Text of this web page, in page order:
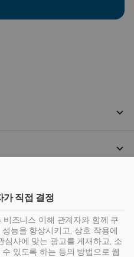
가 직접 결정
즈니스 이해 관계자와 함께 쿠
능을 향상시키고, 상호 작용에
심사에 맞는 광고를 게재하고, 소
있도록 하는 등의 방법으로 웹